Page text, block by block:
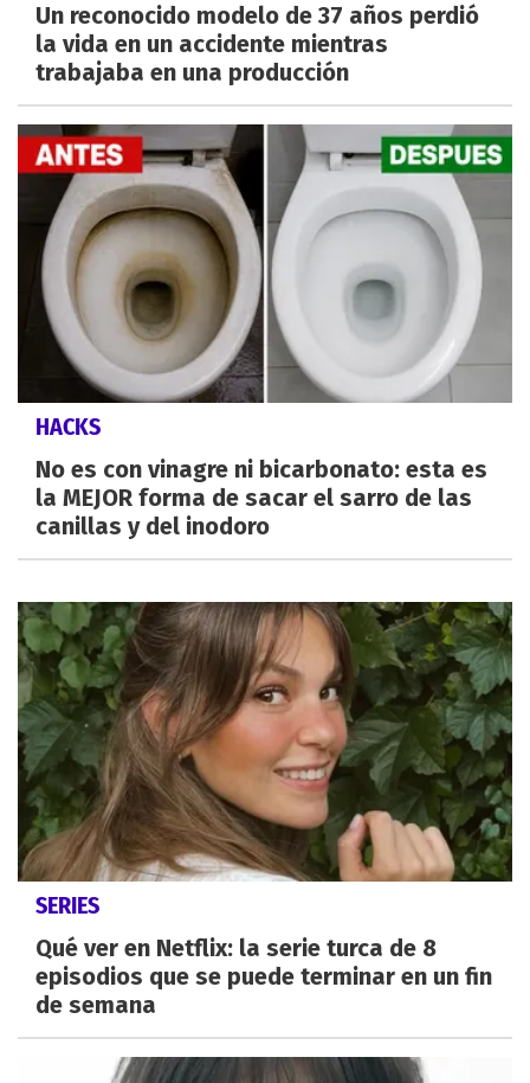
Un reconocido modelo de 37 años perdió
la vida en un accidente mientras
trabajaba en una producción
HACKS
No es con vinagre ni bicarbonato: esta es
la MEJOR forma de sacar el sarro de las
canillas y del inodoro
SERIES
Qué ver en Netflix: la serie turca de 8
episodios que se puede terminar en un fin
de semana